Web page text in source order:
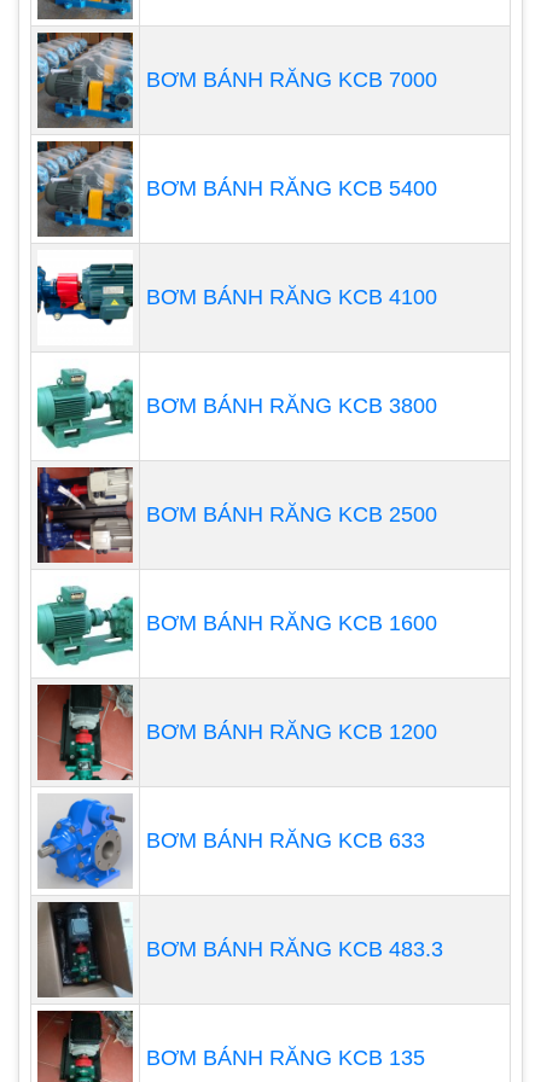
Khớp nối được sử dụng để kết nối máy bơm với
động cơ điện.
Khớp nối có nhiều dạng khác nhau tùy thuộc vào
loại bơm và công suất của bơm.
Động cơ điện:
Động cơ điện là bộ phận cung cấp năng lượng cho
máy bơm.
Động cơ điện có nhiều công suất khác nhau tùy
thuộc vào nhu cầu sử dụng
Ứng dụng bơm thực phẩm
Máy bơm thực phẩm
nhiều ngành công nghiệp chế biến thực phẩm,bao
gồm:
Ngành sản xuất sữa và các sản phẩm từ sữa: Bơm
được sử dụng để vận chuyển sữa tươi, sữa
BƠM BÁNH RĂNG KCB 7000
BƠM BÁNH RĂNG KCB 5400
BƠM BÁNH RĂNG KCB 4100
BƠM BÁNH RĂNG KCB 3800
BƠM BÁNH RĂNG KCB 2500
BƠM BÁNH RĂNG KCB 1600
BƠM BÁNH RĂNG KCB 1200
BƠM BÁNH RĂNG KCB 633
BƠM BÁNH RĂNG KCB 483.3
BƠM BÁNH RĂNG KCB 135